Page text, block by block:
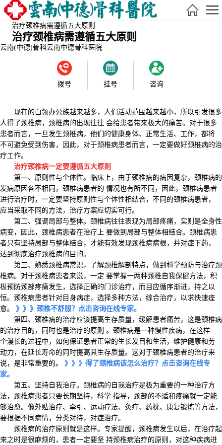
治疗颈椎病需遵循五大原则
治疗颈椎病需遵循五大原则
云南(中德)骨科云南中德骨科医院
拨号 挂号 咨询
现在的白领办公族越来越多，人们活动范围越来越小，所以引发很多
人得了颈椎病，颈椎病的出现往往 会给患者带来极大的痛苦。对于很多
患者而言，一旦发生颈椎病，他们的健康身体、正常生活、工作，都将
不可避免受到伤害，因此，对于颈椎病患者而言，一定要做好颈椎病的治
疗工作。
治疗颈椎病一定要遵循五大原则
第一、原则性与个体性。临床上，由于颈椎病的病因复杂，颈椎病的
发病原因各不相同，颈椎病患者的 情况也有所不同，因此，颈椎病患者
进行治疗时，一定要坚持原则性与个体性相结合，不同的颈椎病患者，
应当采取不同的方法，治疗方案应切实可行。
第二、强调局部与整体。颈椎病往往表现为局部疼痛，实则是全身性
病变，因此，颈椎病患者在治疗上 要做到局部与整体相结合。颈椎病患
者只有坚持局部与整体结合，才能有效发现颈椎病病根，并对症下药，
达到彻底治疗颈椎病的目的。
第三、熟悉颈椎病常识，了解颈椎解剖特点，做到科学预防与治疗颈
椎病。对于颈椎病患者来说，一定 要掌握一两种颈椎自我保健方法，积
极预防颈部疼痛发生，选择正确的门诊治疗，而目应循序渐进，持之以
恒。颈椎病患者针对目身病症，选择多种方法，综合治疗，以求快速痊
愈。 》》》颈椎不舒服？点击咨询在线专家。
第四、颈椎病的治疗应该提高生存质量，缓解患者痛苦，这是颈椎病
的治疗目的，同时也是治疗的原则 。颈椎病是一种慢性疾病，在这样—
个漫长的过程中，如何保证患者正常的生长发目和生活，维护健康和劳
动力，在延长寿命的同时提高其生存质量。这对于颈椎病患者的治疗来
说，是非常重要的。 》》》得了颈椎病该怎么治疗？点击咨询在线专
家。
第五、坚持自我治疗。颈椎病的自我治疗是极为重要的一种治疗方
法，颈椎病患者只要长期坚持，科学 指导，颈部的不适和疼痛就一定能
够治愈。像外贴治疗、牵引、运动疗法、灸疗、药枕、康复锻炼等方法，
要根据不同病情，分类对待，对症治疗。
颈椎病的治疗原则就是这样。专家提醒，颈椎病发生以后，在治疗起
来之时是很麻烦的，患者一定要坚 持颈椎病治疗的原则，对这种疾病进